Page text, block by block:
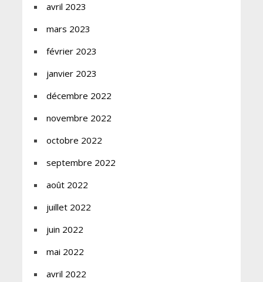
avril 2023
mars 2023
février 2023
janvier 2023
décembre 2022
novembre 2022
octobre 2022
septembre 2022
août 2022
juillet 2022
juin 2022
mai 2022
avril 2022